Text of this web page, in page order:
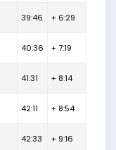
39:46 + 6:29
40:36 + 7:19
41:31 + 8:14
42:11 + 8:54
42:33 + 9:16